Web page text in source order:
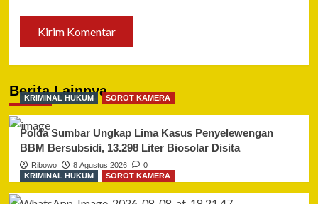
Berita Lainnya
KRIMINAL HUKUM SOROT KAMERA
Polda Sumbar Ungkap Lima Kasus Penyelewengan
BBM Bersubsidi, 13.298 Liter Biosolar Disita
Ribowo 8 Agustus 2026
0
KRIMINAL HUKUM
SOROT KAMERA